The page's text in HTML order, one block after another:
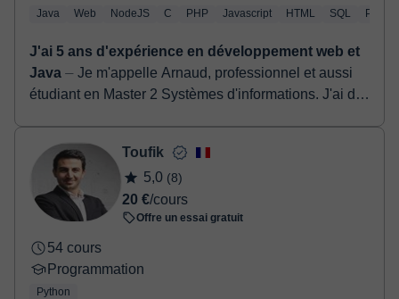
Java Web NodeJS C PHP Javascript HTML SQL Python
J'ai 5 ans d'expérience en développement web et
Java ⏤ Je m'appelle Arnaud, professionnel et aussi
étudiant en Master 2 Systèmes d'informations. J'ai de
Toufik
5,0 (8)
20 €/cours
Offre un essai gratuit
54 cours
Programmation
Python